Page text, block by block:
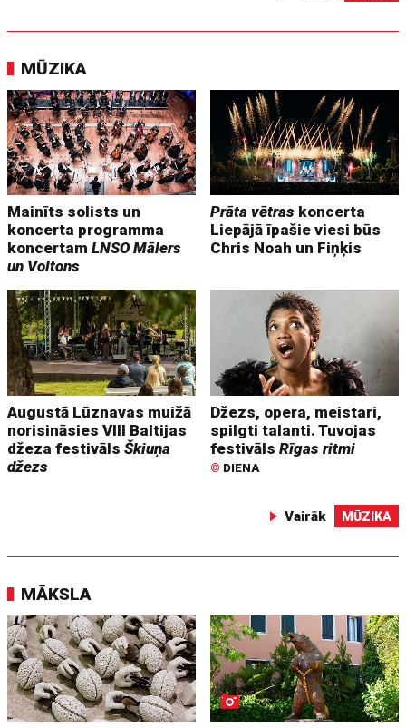
MŪZIKA
Mainīts solists un
koncerta programma
koncertamLNSO Mālers
un Voltons
Prāta vētras koncerta
Liepājā īpašie viesi būs
Chris Noah un Fiņķis
Augustā Lūznavas muižā
norisināsies VIII Baltijas
džeza festivālsŠkiuņa
džezs
Džezs, opera, meistari,
spilgti talanti. Tuvojas
festivālsRīgas ritmi
© DIENA
Vairāk MŪZIKA
MĀKSLA